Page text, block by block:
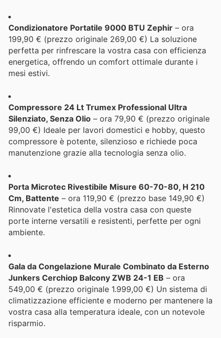
Condizionatore Portatile 9000 BTU Zephir – ora
199,90 € (prezzo originale 269,00 €) La soluzione
perfetta per rinfrescare la vostra casa con efficienza
energetica, offrendo un comfort ottimale durante i
mesi estivi.
Compressore 24 Lt Trumex Professional Ultra
Silenziato, Senza Olio – ora 79,90 € (prezzo originale
99,00 €) Ideale per lavori domestici e hobby, questo
compressore è potente, silenzioso e richiede poca
manutenzione grazie alla tecnologia senza olio.
Porta Microtec Rivestibile Misure 60-70-80, H 210
Cm, Battente – ora 119,90 € (prezzo base 149,90 €)
Rinnovate l'estetica della vostra casa con queste
porte interne versatili e resistenti, perfette per ogni
ambiente.
Gala da Congelazione Murale Combinato da Esterno
Junkers Cerchiop Balcony ZWB 24-1 EB – ora
549,00 € (prezzo originale 1.999,00 €) Un sistema di
climatizzazione efficiente e moderno per mantenere la
vostra casa alla temperatura ideale, con un notevole
risparmio.